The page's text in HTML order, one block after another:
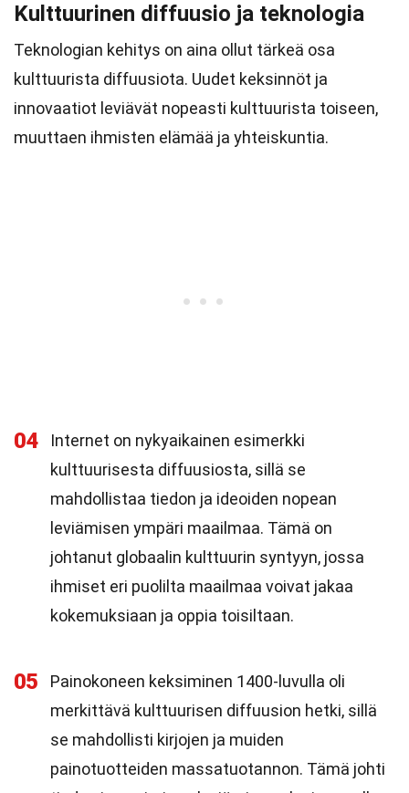
Kulttuurinen diffuusio ja teknologia
Teknologian kehitys on aina ollut tärkeä osa
kulttuurista diffuusiota. Uudet keksinnöt ja
innovaatiot leviävät nopeasti kulttuurista toiseen,
muuttaen ihmisten elämää ja yhteiskuntia.
04
Internet on nykyaikainen esimerkki
kulttuurisesta diffuusiosta, sillä se
mahdollistaa tiedon ja ideoiden nopean
leviämisen ympäri maailmaa. Tämä on
johtanut globaalin kulttuurin syntyyn, jossa
ihmiset eri puolilta maailmaa voivat jakaa
kokemuksiaan ja oppia toisiltaan.
05
Painokoneen keksiminen 1400-luvulla oli
merkittävä kulttuurisen diffuusion hetki, sillä
se mahdollisti kirjojen ja muiden
painotuotteiden massatuotannon. Tämä johti